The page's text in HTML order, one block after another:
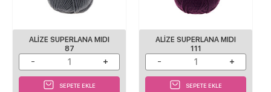
ALİZE SUPERLANA MIDI
87
SEPETE EKLE
ALİZE SUPERLANA MIDI
111
SEPETE EKLE